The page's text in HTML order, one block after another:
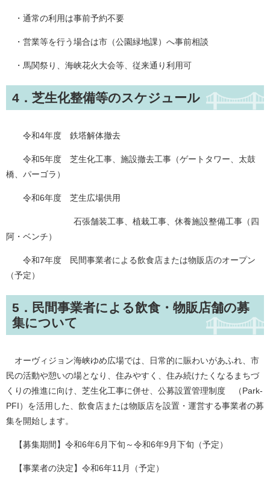
・通常の利用は事前予約不要
・営業等を行う場合は市（公園緑地課）へ事前相談
・馬関祭り、海峡花火大会等、従来通り利用可
4．芝生化整備等のスケジュール
令和4年度 鉄塔解体撤去
令和5年度 芝生化工事、施設撤去工事（ゲートタワー、太鼓
橋、パーゴラ）
令和6年度 芝生広場供用
石張舗装工事、植栽工事、休養施設整備工事（四
阿・ベンチ）
令和7年度 民間事業者による飲食店または物販店のオープン
（予定）
5．民間事業者による飲食・物販店舗の募
集について
オーヴィジョン海峡ゆめ広場では、日常的に賑わいがあふれ、市
民の活動や憩いの場となり、住みやすく、住み続けたくなるまちづ
くりの推進に向け、芝生化工事に併せ、公募設置管理制度 （Park-
PFI）を活用した、飲食店または物販店を設置・運営する事業者の募
集を開始します。
【募集期間】令和6年6月下旬～令和6年9月下旬（予定）
【事業者の決定】令和6年11月（予定）